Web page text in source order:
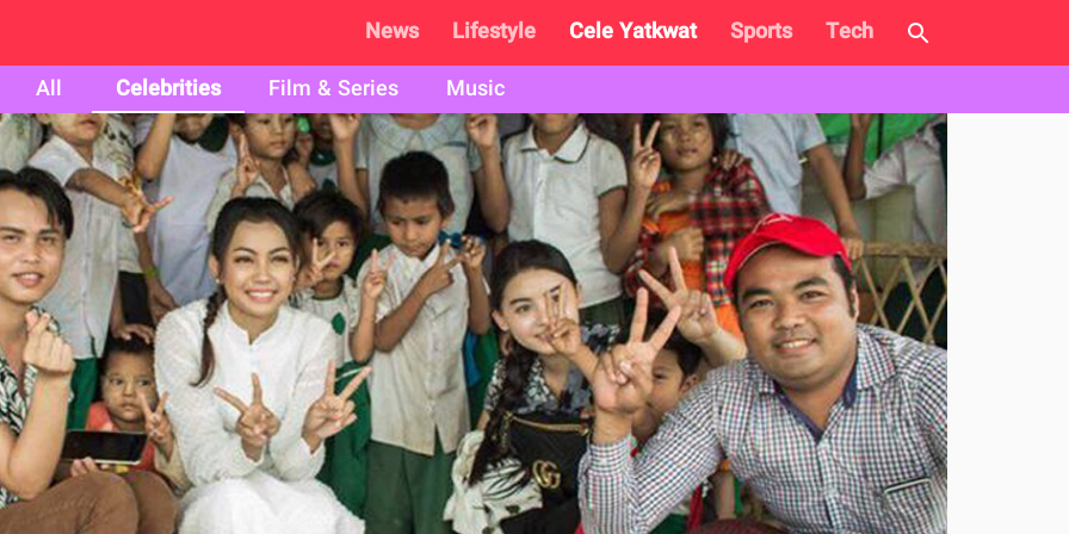
News Lifestyle Cele Yatkwat Sports
Tech
All
Celebrities Film & Series Music